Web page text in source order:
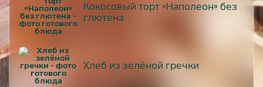
Кокосовый торт «Наполеон» без
глютена
Хлеб из зелёной гречки